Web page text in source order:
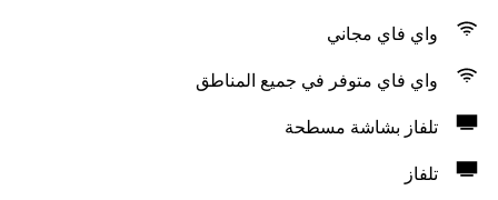
واي فاي مجاني
واي فاي متوفر في جميع المناطق
تلفاز بشاشة مسطحة
تلفاز